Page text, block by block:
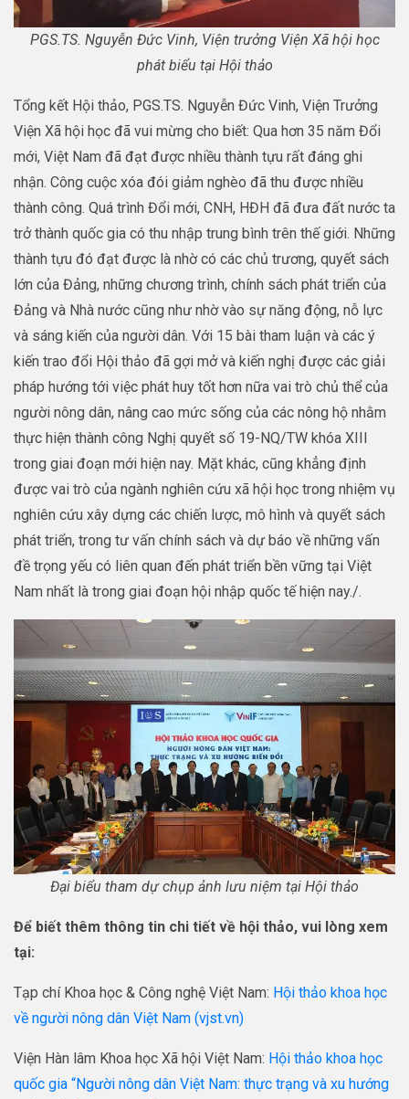
PGS.TS. Nguyễn Đức Vinh, Viện trưởng Viện Xã hội học
phát biểu tại Hội thảo
Tổng kết Hội thảo, PGS.TS. Nguyễn Đức Vinh, Viện Trưởng
Viện Xã hội học đã vui mừng cho biết: Qua hơn 35 năm Đổi
mới, Việt Nam đã đạt được nhiều thành tựu rất đáng ghi
nhận. Công cuộc xóa đói giảm nghèo đã thu được nhiều
thành công. Quá trình Đổi mới, CNH, HĐH đã đưa đất nước ta
trở thành quốc gia có thu nhập trung bình trên thế giới. Những
thành tựu đó đạt được là nhờ có các chủ trương, quyết sách
lớn của Đảng, những chương trình, chính sách phát triển của
Đảng và Nhà nước cũng như nhờ vào sự năng động, nỗ lực
và sáng kiến của người dân. Với 15 bài tham luận và các ý
kiến trao đổi Hội thảo đã gợi mở và kiến nghị được các giải
pháp hướng tới việc phát huy tốt hơn nữa vai trò chủ thể của
người nông dân, nâng cao mức sống của các nông hộ nhằm
thực hiện thành công Nghị quyết số 19-NQ/TW khóa XIII
trong giai đoạn mới hiện nay. Mặt khác, cũng khẳng định
được vai trò của ngành nghiên cứu xã hội học trong nhiệm vụ
nghiên cứu xây dựng các chiến lược, mô hình và quyết sách
phát triển, trong tư vấn chính sách và dự báo về những vấn
đề trọng yếu có liên quan đến phát triển bền vững tại Việt
Nam nhất là trong giai đoạn hội nhập quốc tế hiện nay./.
Đại biểu tham dự chụp ảnh lưu niệm tại Hội thảo
Để biết thêm thông tin chi tiết về hội thảo, vui lòng xem
tại:
Tạp chí Khoa học & Công nghệ Việt Nam: Hội thảo khoa học
về người nông dân Việt Nam (vjst.vn)
Viện Hàn lâm Khoa học Xã hội Việt Nam: Hội thảo khoa học
quốc gia “Người nông dân Việt Nam: thực trạng và xu hướng